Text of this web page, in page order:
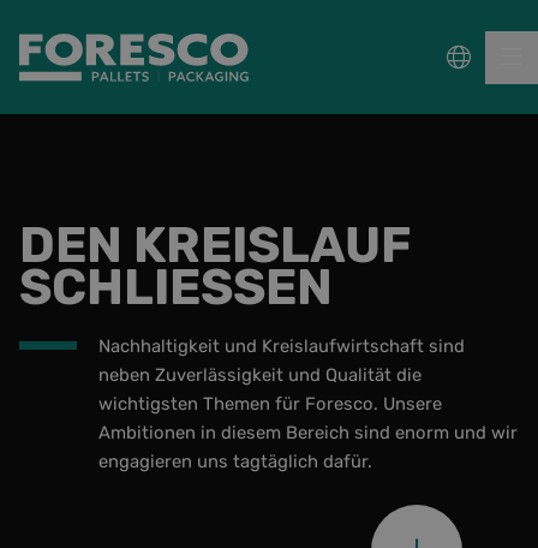
VERPACKUNG
NACHHALTIGKEIT
Über uns
Häufig gestellte Fragen
Arbeiten bei Foresco
DEN KREISLAUF
SCHLIESSEN
Nachhaltigkeit und Kreislaufwirtschaft sind
neben Zuverlässigkeit und Qualität die
wichtigsten Themen für Foresco. Unsere
Ambitionen in diesem Bereich sind enorm und wir
engagieren uns tagtäglich dafür.